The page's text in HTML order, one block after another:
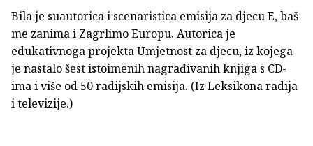
Bila je suautorica i scenaristica emisija za djecu E, baš
me zanima i Zagrlimo Europu. Autorica je
edukativnoga projekta Umjetnost za djecu, iz kojega
je nastalo šest istoimenih nagrađivanih knjiga s CD-
ima i više od 50 radijskih emisija. (Iz Leksikona radija
i televizije.)